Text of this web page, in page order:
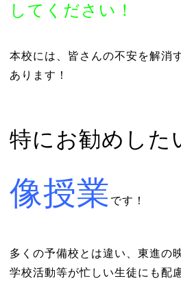
してください！
本校には、皆さんの不安を解消
あります！
特にお勧めした
像授業 です！
多くの予備校とは違い、東進の
学校活動等が忙しい生徒にも配